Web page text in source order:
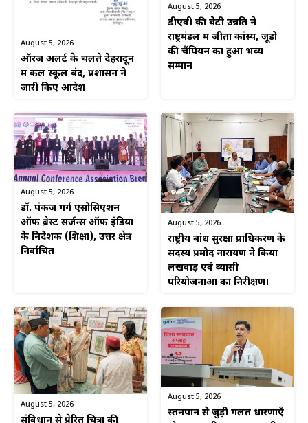
August 5, 2026
ऑरेंज अलर्ट के चलते देहरादून
में कल स्कूल बंद, प्रशासन ने
जारी किए आदेश
August 5, 2026
डीएवी की बेटी उन्नति ने
राष्ट्रमंडल में जीता कांस्य, जूडो
की चैंपियन का हुआ भव्य
सम्मान
August 5, 2026
डॉ. पंकज गर्ग एसोसिएशन
ऑफ ब्रेस्ट सर्जन्स ऑफ इंडिया
के निदेशक (शिक्षा), उत्तर क्षेत्र
निर्वाचित
August 5, 2026
राष्ट्रीय बांध सुरक्षा प्राधिकरण के
सदस्य प्रमोद नारायण ने किया
लखवाड़ एवं व्यासी
परियोजनाओं का निरीक्षण।
August 5, 2026
August 5, 2026
स्तनपान से जुड़ी गलत धारणाएँ